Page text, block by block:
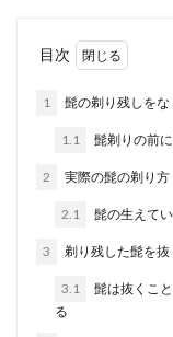
目次
1 髭の剃り残しを
1.1 髭剃りの前
2 実際の髭の剃り
2.1 髭の生えて
3 剃り残した髭を
3.1
髭は抜くこ
る